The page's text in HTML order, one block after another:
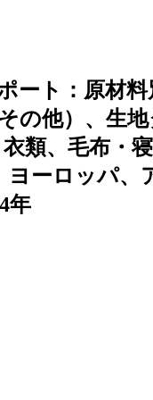
ート：原材料
の他）、生
類、毛布・寝
ヨーロッパ、
年